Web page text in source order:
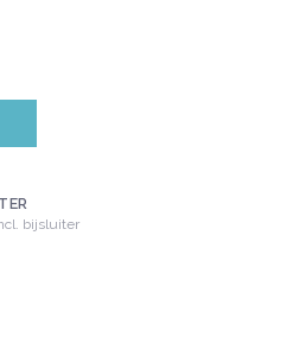
bijsluiter